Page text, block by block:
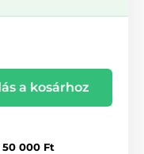
a kosárhoz
50 000 Ft